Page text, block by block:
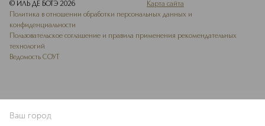
В КОРЗИНУ
© ИЛЬ ДЕ БОТЭ 2026
Карта сайта
Политика в отношении обработки персональных данных и
конфиденциальности
Пользовательское соглашение и правила применения рекомендательных
технологий
Ведомость СОУТ
Ваш город